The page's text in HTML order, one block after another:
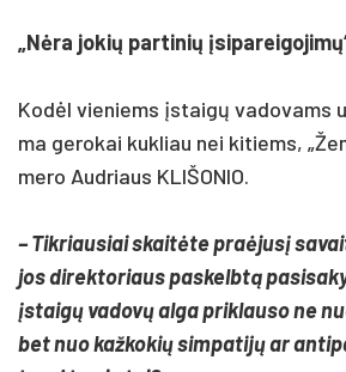
„Nėra jo­kių par­ti­nių
Kodėl vie­niems įstaigų va­do­vams
ma ge­ro­kai kuk­liau nei ki­tiems,
me­ro Aud­riaus KLI­ŠO­NIO.
– Tik­riau­siai skaitė­te pra­ėjusį
jos di­rek­to­riaus pa­skelbtą
įstaigų va­dovų al­ga pri­klau­so ne
bet nuo kaž­ko­kių sim­pa­tijų ar